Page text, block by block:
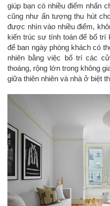
giúp bạn có nhiều điểm nhấn
cũng như ấn tượng thu hút
được nhìn vào nhiều điểm,
kiến trúc sư tính toán để bố trí
để ban ngày phòng khách có
nhiên bằng việc bố trí các
thoáng, rộng lớn trong không
giữa thiên nhiên và nhà ở biệt